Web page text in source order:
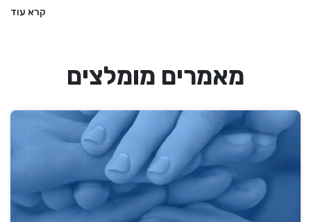
או משוזרת פרחים, להזמין הרצאה או הופעה, להתפנק במסעדה שמתמודדת
מעדיפים את העסקים הקטנים והבינוניים, את העצמאים והעצמאיות, וכמובן את
הדברים המיוחדים שיש לנו הישראלים להציע
קרא עוד
מאמרים מומלצים